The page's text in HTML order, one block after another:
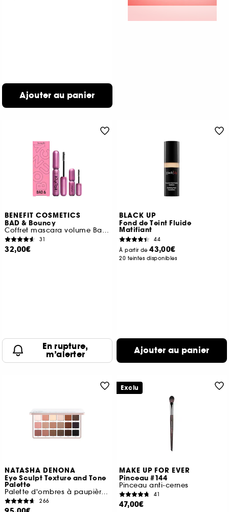
Ajouter au panier
BENEFIT COSMETICS
BAD & Bouncy
Coffret mascara volume Badgal Bounce avec un mini gratuit
31
32,00€
En rupture,
m’alerter
BLACK UP
Fond de Teint Fluide
Matifiant
44
À partir de43,00€
20 teintes disponibles
Ajouter au panier
NATASHA DENONA
Eye Sculpt Texture and Tone
Palette
Palette d'ombres à paupières Midi +
266
MAKE UP FOR EVER
Pinceau #144
Pinceau anti-cernes
41
47,00€
Exclu